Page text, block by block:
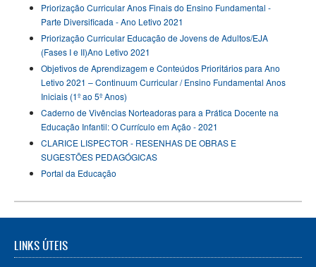
Priorização Curricular Anos Finais do Ensino Fundamental -
Parte Diversificada - Ano Letivo 2021
Priorização Curricular Educação de Jovens de Adultos/EJA
(Fases I e II)Ano Letivo 2021
Objetivos de Aprendizagem e Conteúdos Prioritários para Ano
Letivo 2021 – Continuum Curricular / Ensino Fundamental Anos
Iniciais (1º ao 5º Anos)
Caderno de Vivências Norteadoras para a Prática Docente na
Educação Infantil: O Currículo em Ação - 2021
CLARICE LISPECTOR - RESENHAS DE OBRAS E
SUGESTÕES PEDAGÓGICAS
Portal da Educação
LINKS ÚTEIS